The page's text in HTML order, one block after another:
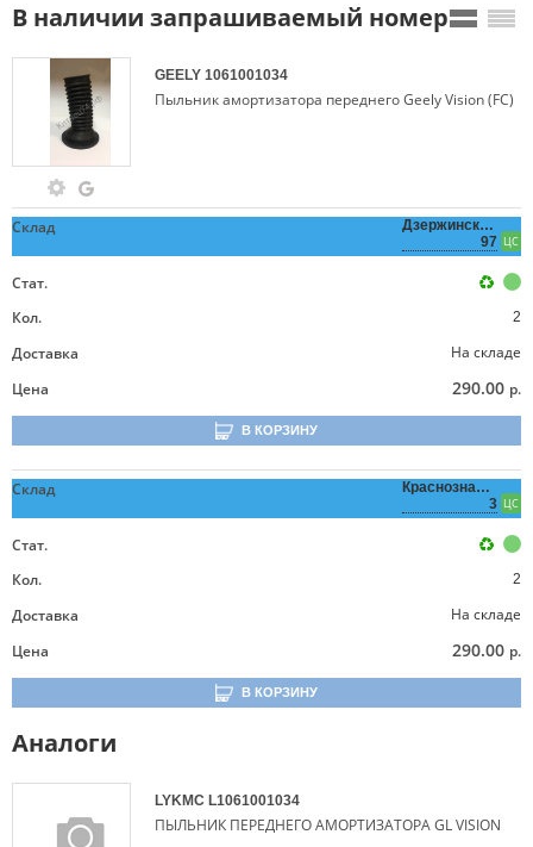
В наличии запрашиваемый номер
GEELY 1061001034
Пыльник амортизатора переднего Geely Vision (FC)
Склад
Дзержинского,
97 ЦС
Стат.
Кол.
2
Доставка
На складе
Цена
290.00 р.
В КОРЗИНУ
Склад
Краснознаменная,
3 ЦС
Стат.
Кол.
2
Доставка
На складе
Цена
290.00 р.
В КОРЗИНУ
Аналоги
LYKMC L1061001034
ПЫЛЬНИК ПЕРЕДНЕГО АМОРТИЗАТОРА GL VISION